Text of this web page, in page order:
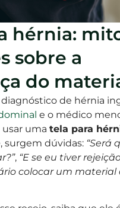
hérnia:
sobre a
do
de hérnia
e o médico
uma tela para
surgem dúvidas: “Será
, “E se eu tiver
colocar um material